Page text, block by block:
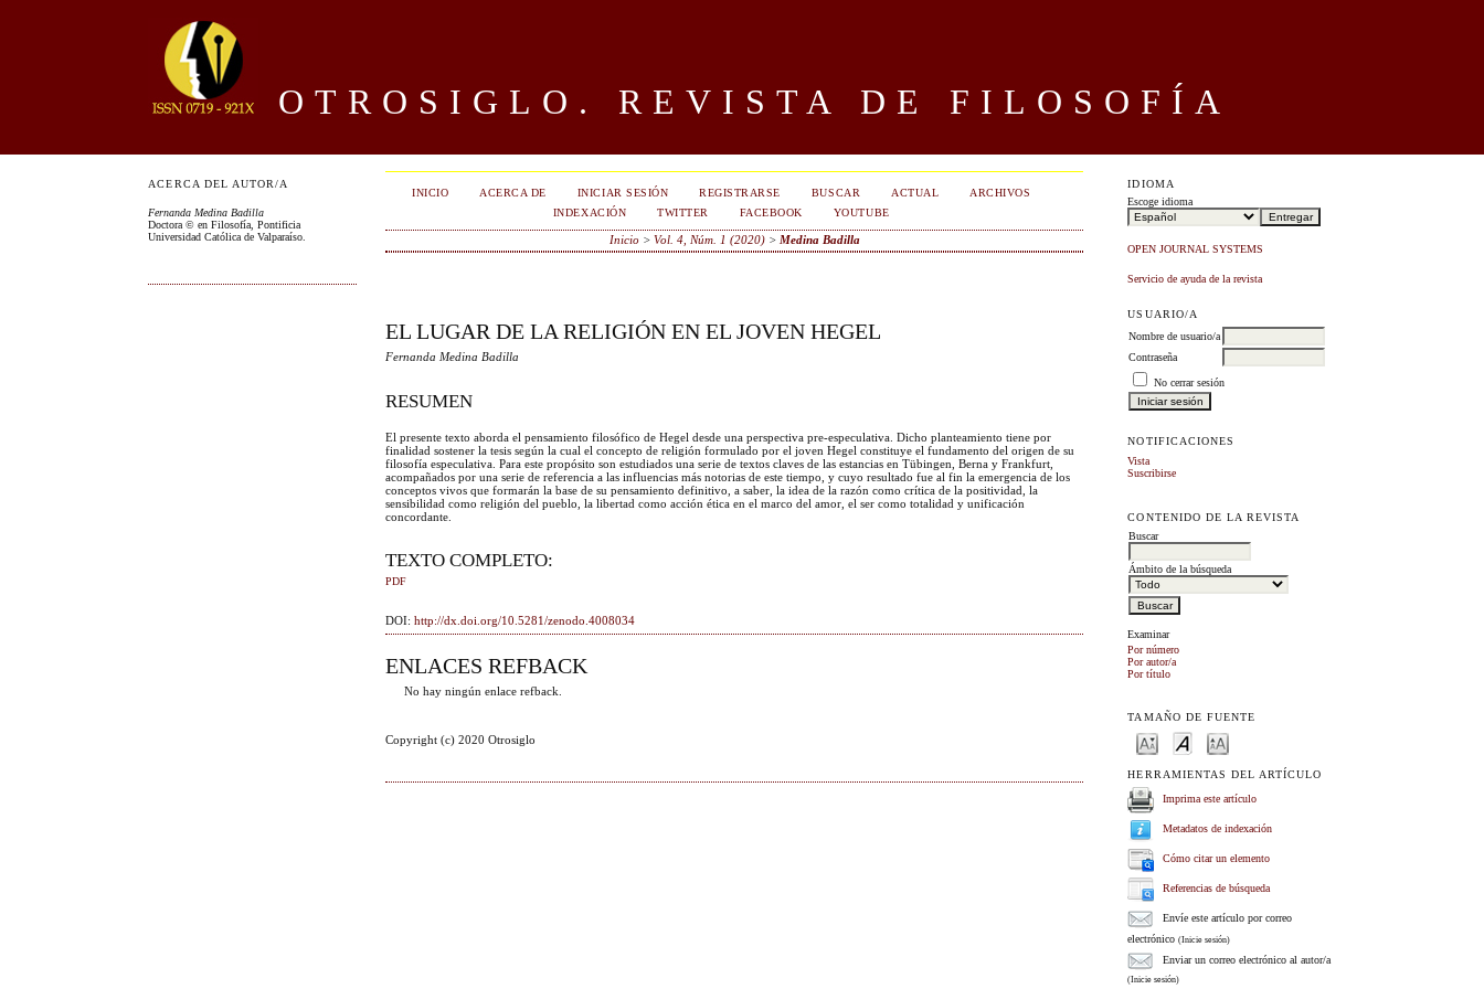
OTROSIGLO. REVISTA DE FILOSOFÍA
ACERCA DEL AUTOR/A
Fernanda Medina Badilla
Doctora © en Filosofía, Pontificia
Universidad Católica de Valparaíso.
IDIOMA
Escoge idioma
OPEN JOURNAL SYSTEMS
Servicio de ayuda de la revista
USUARIO/A
Nombre de usuario/a
Contraseña
No cerrar sesión
NOTIFICACIONES
Vista
Suscribirse
CONTENIDO DE LA REVISTA
Buscar
Ámbito de la búsqueda
Examinar
Por número
Por autor/a
Por título
TAMAÑO DE FUENTE
HERRAMIENTAS DEL ARTÍCULO
Imprima este artículo
Metadatos de indexación
Cómo citar un elemento
Referencias de búsqueda
Envíe este artículo por correo
electrónico(Inicie sesión)
Enviar un correo electrónico al autor/a
(Inicie sesión)
INICIO ACERCA DE INICIAR SESIÓN REGISTRARSE BUSCAR ACTUAL
ARCHIVOS
INDEXACIÓN
TWITTER FACEBOOK YOUTUBE
Inicio> Vol. 4, Núm. 1 (2020)> Medina Badilla
EL LUGAR DE LA RELIGIÓN EN EL JOVEN HEGEL
Fernanda Medina Badilla
RESUMEN
El presente texto aborda el pensamiento filosófico de Hegel desde una perspectiva pre-especulativa. Dicho planteamiento tiene por
finalidad sostener la tesis según la cual el concepto de religión formulado por el joven Hegel constituye el fundamento del origen de su
filosofía especulativa. Para este propósito son estudiados una serie de textos claves de las estancias en Tübingen, Berna y Frankfurt,
acompañados por una serie de referencia a las influencias más notorias de este tiempo, y cuyo resultado fue al fin la emergencia de los
conceptos vivos que formarán la base de su pensamiento definitivo, a saber, la idea de la razón como crítica de la positividad, la
sensibilidad como religión del pueblo, la libertad como acción ética en el marco del amor, el ser como totalidad y unificación
concordante.
TEXTO COMPLETO:
PDF
DOI:http://dx.doi.org/10.5281/zenodo.4008034
ENLACES REFBACK
No hay ningún enlace refback.
Copyright (c) 2020 Otrosiglo